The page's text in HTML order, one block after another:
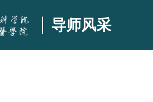
导师风采